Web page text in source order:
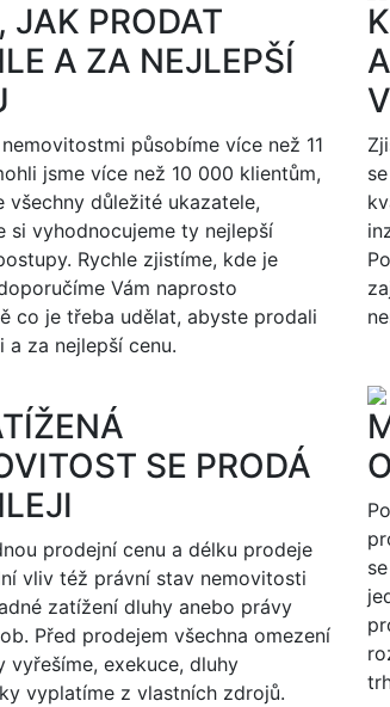
JAK PRODAT
A ZA NEJLEPŠÍ
působíme více než 11
jsme více než 10 000 klientům,
všechny důležité ukazatele,
si vyhodnocujeme ty nejlepší
Rychle zjistíme, kde je
Vám naprosto
co je třeba udělat, abyste prodali
a za nejlepší cenu.
SE PRODÁ
prodejní cenu a délku prodeje
vliv též právní stav nemovitosti
zatížení dluhy anebo právy
Před prodejem všechna omezení
vyřešíme, exekuce, dluhy
vyplatíme z vlastních zdrojů.